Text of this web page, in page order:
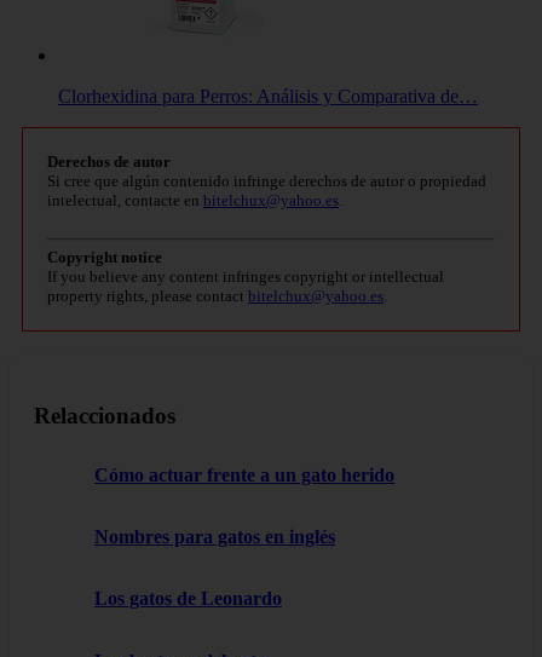
Clorhexidina para Perros: Análisis y Comparativa de…
Derechos de autor
Si cree que algún contenido infringe derechos de autor o propiedad
intelectual, contacte en bitelchux@yahoo.es.
Copyright notice
If you believe any content infringes copyright or intellectual
property rights, please contact bitelchux@yahoo.es.
Relaccionados
Cómo actuar frente a un gato herido
Nombres para gatos en inglés
Los gatos de Leonardo